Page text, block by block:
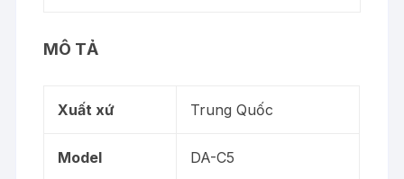
MÔ TẢ
Xuất xứ Trung Quốc
Model DA-C5